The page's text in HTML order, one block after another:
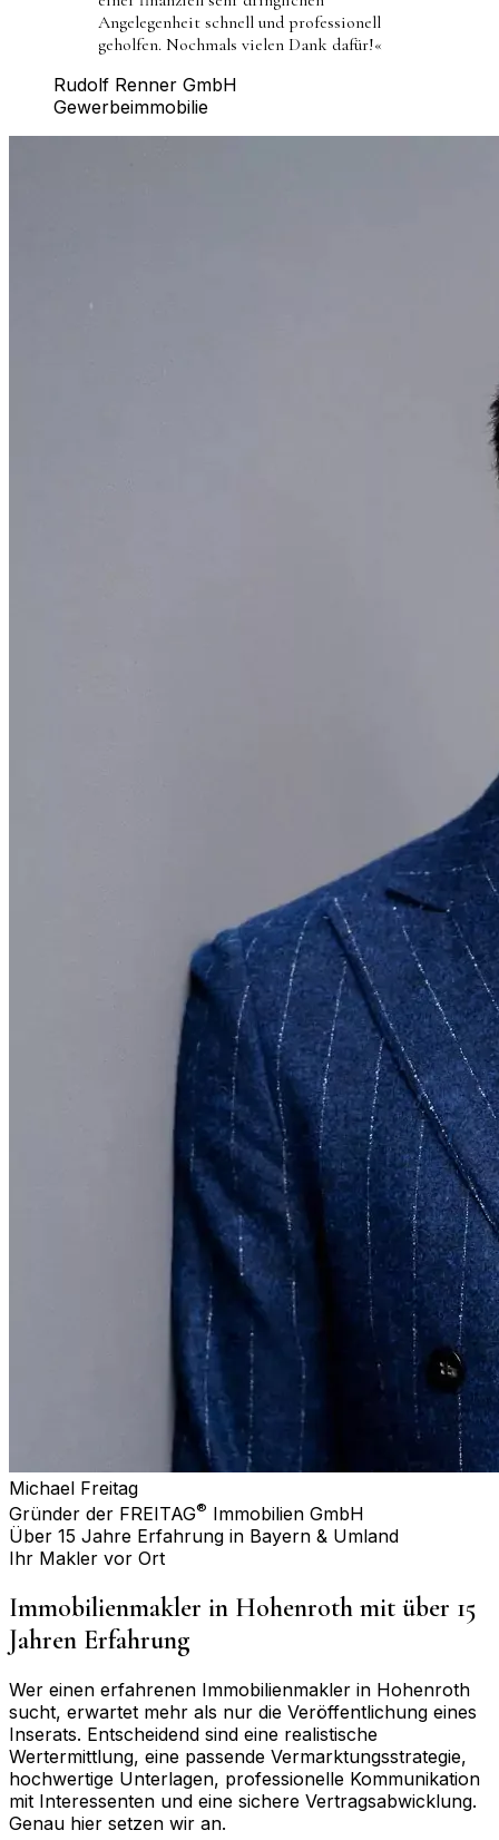
Angelegenheit schnell und professionell
geholfen. Nochmals vielen Dank dafür!«
Rudolf Renner GmbH
Gewerbeimmobilie
Michael Freitag
Gründer der FREITAG® Immobilien GmbH
Über 15 Jahre Erfahrung in Bayern & Umland
Ihr Makler vor Ort
Immobilienmakler in Hohenroth mit über 15
Jahren Erfahrung
Wer einen erfahrenen Immobilienmakler in Hohenroth
sucht, erwartet mehr als nur die Veröffentlichung eines
Inserats. Entscheidend sind eine realistische
Wertermittlung, eine passende Vermarktungsstrategie,
hochwertige Unterlagen, professionelle Kommunikation
mit Interessenten und eine sichere Vertragsabwicklung.
Genau hier setzen wir an.